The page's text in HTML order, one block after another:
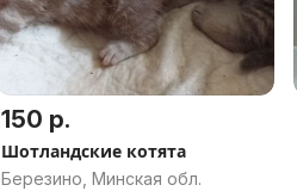
150 р.
Шотландские котята
Березино, Минская обл.